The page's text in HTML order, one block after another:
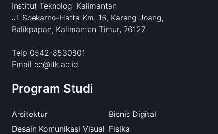
Institut Teknologi Kalimantan
Jl. Soekarno-Hatta Km. 15, Karang Joang,
Balikpapan, Kalimantan Timur, 76127
Telp 0542-8530801
Email ee@itk.ac.id
Program Studi
Arsitektur
Bisnis Digital
Desain Komunikasi Visual Fisika